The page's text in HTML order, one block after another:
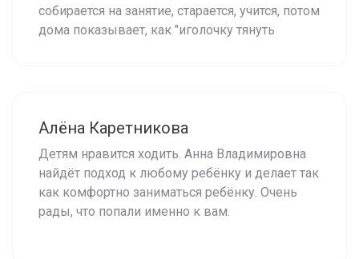
собирается на занятие, старается, учится, потом
дома показывает, как "иголочку тянуть
Алёна Каретникова
Детям нравится ходить. Анна Владимировна
найдёт подход к любому ребёнку и делает так
как комфортно заниматься ребёнку. Очень
рады, что попали именно к вам.